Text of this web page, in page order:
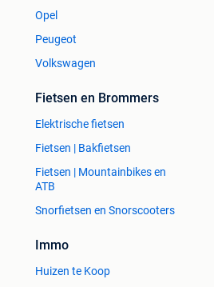
Opel
Peugeot
Volkswagen
Fietsen en Brommers
Elektrische fietsen
Fietsen | Bakfietsen
Fietsen | Mountainbikes en
ATB
Snorfietsen en Snorscooters
Immo
Huizen te Koop